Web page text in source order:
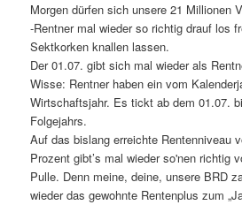
Morgen dürfen sich unsere 21 Millionen
-Rentner mal wieder so richtig drauf los
Sektkorken knallen lassen.
Der 01.07. gibt sich mal wieder als
Wisse: Rentner haben ein vom
Wirtschaftsjahr. Es tickt ab dem 01.07.
Folgejahrs.
Auf das bislang erreichte Rentenniveau
Prozent gibt’s mal wieder so'nen richtig
Pulle. Denn meine, deine, unsere BRD
wieder das gewohnte Rentenplus zum